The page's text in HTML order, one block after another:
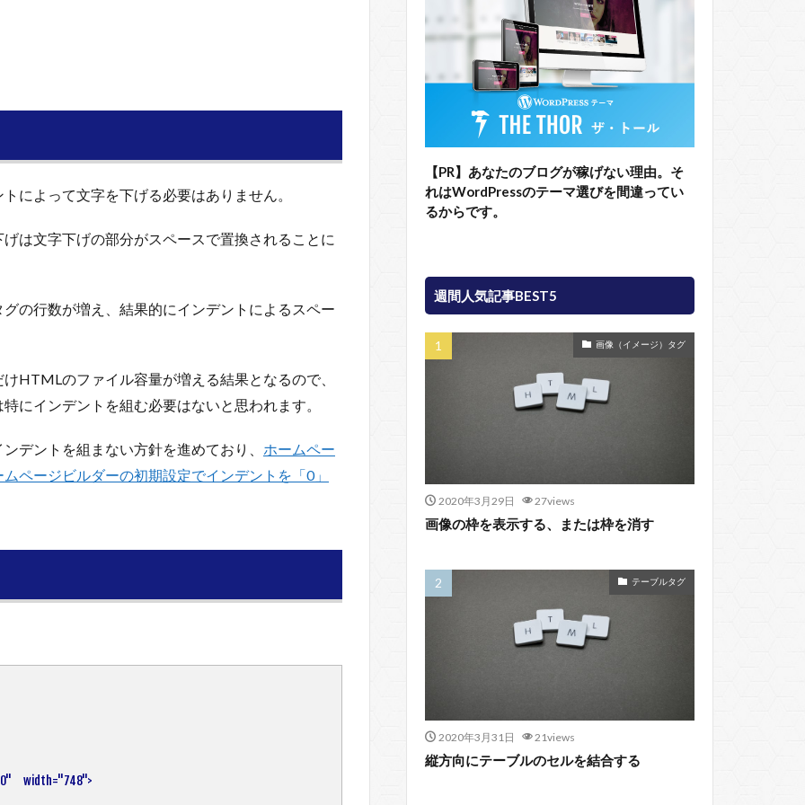
によって文字を下げる必要はありません。
は文字下げの部分がスペースで置換されることに
の行数が増え、結果的にインデントによるスペー
HTMLのファイル容量が増える結果となるので、
にインデントを組む必要はないと思われます。
デントを組まない方針を進めており、 ホームペー
ムページビルダーの初期設定でインデントを「0」
width="748">
【PR】あなたのブログが稼げない理由。そ
れはWordPressのテーマ選びを間違ってい
るからです。
週間人気記事BEST5
画像（イメージ）タグ
2020年3月29日 27views
画像の枠を表示する、または枠を消す
テーブルタグ
2020年3月31日 21views
縦方向にテーブルのセルを結合する